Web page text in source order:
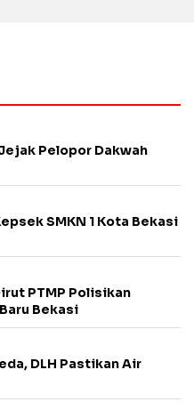
Pelopor Dakwah
SMKN 1 Kota Bekasi
PTMP Polisikan
Bekasi
DLH Pastikan Air